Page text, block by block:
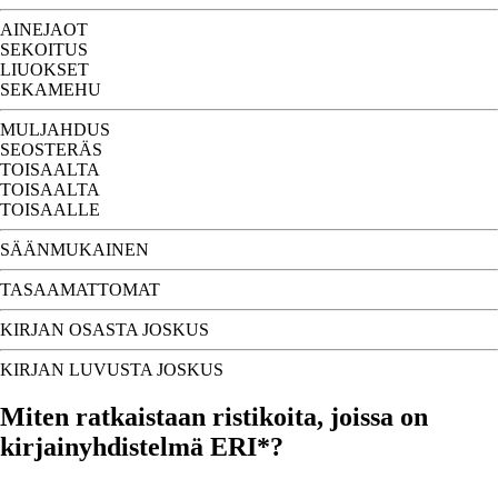
AINEJAOT
SEKOITUS
LIUOKSET
SEKAMEHU
MULJAHDUS
SEOSTERÄS
TOISAALTA
TOISAALTA
TOISAALLE
SÄÄNMUKAINEN
TASAAMATTOMAT
KIRJAN OSASTA JOSKUS
KIRJAN LUVUSTA JOSKUS
Miten ratkaistaan ristikoita, joissa on
kirjainyhdistelmä ERI*?